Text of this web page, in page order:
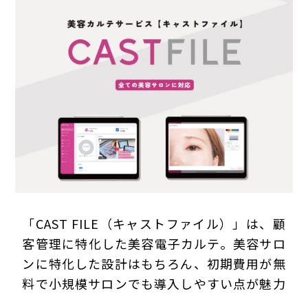
プライバシーポリシー
「CAST FILE（キャストファイル）」は、顧
客管理に特化した美容電子カルテ。美容サロ
ンに特化した設計はもちろん、初期費用が無
料で小規模サロンでも導入しやすい点が魅力